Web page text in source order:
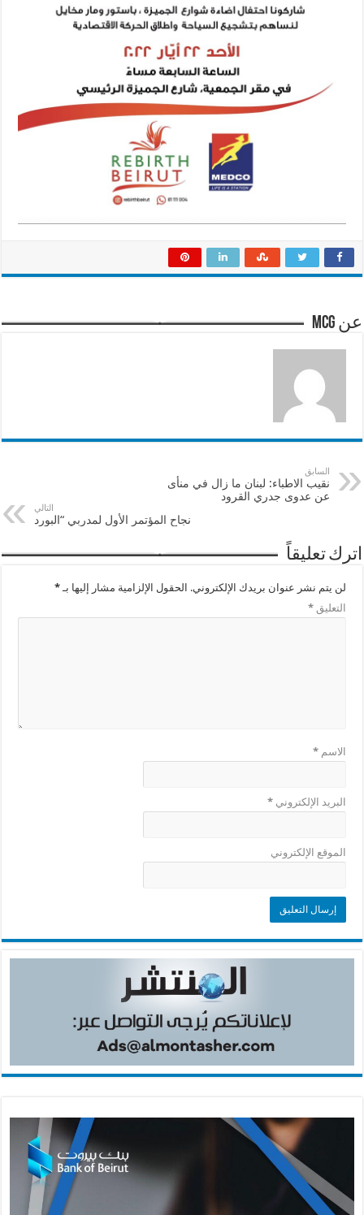
عن mcg
السابق
نقيب الاطباء: لبنان ما زال في منأى
عن عدوى جدري القرود
التالي
نجاح المؤتمر الأول لمدربي “البورد
اترك تعليقاً
لن يتم نشر عنوان بريدك الإلكتروني. الحقول الإلزامية مشار إليها بـ*
التعليق*
الاسم*
البريد الإلكتروني*
الموقع الإلكتروني